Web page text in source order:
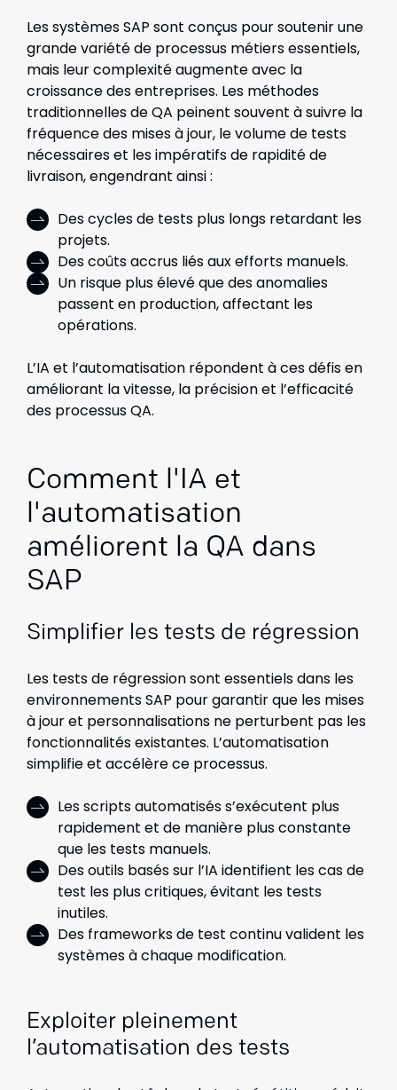
Les systèmes SAP sont conçus pour soutenir une
grande variété de processus métiers essentiels,
mais leur complexité augmente avec la
croissance des entreprises. Les méthodes
traditionnelles de QA peinent souvent à suivre la
fréquence des mises à jour, le volume de tests
nécessaires et les impératifs de rapidité de
livraison, engendrant ainsi :
Des cycles de tests plus longs retardant les
projets.
Des coûts accrus liés aux efforts manuels.
Un risque plus élevé que des anomalies
passent en production, affectant les
opérations.
L’IA et l’automatisation répondent à ces défis en
améliorant la vitesse, la précision et l’efficacité
des processus QA.
Comment l'IA et
l'automatisation
améliorent la QA dans
SAP
Simplifier les tests de régression
Les tests de régression sont essentiels dans les
environnements SAP pour garantir que les mises
à jour et personnalisations ne perturbent pas les
fonctionnalités existantes. L’automatisation
simplifie et accélère ce processus.
Les scripts automatisés s’exécutent plus
rapidement et de manière plus constante
que les tests manuels.
Des outils basés sur l’IA identifient les cas de
test les plus critiques, évitant les tests
inutiles.
Des frameworks de test continu valident les
systèmes à chaque modification.
Exploiter pleinement
l’automatisation des tests